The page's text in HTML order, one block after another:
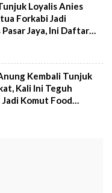
Loyalis Anies
Forkabi Jadi
Pasar Jaya, Ini Daftar
Kembali Tunjuk
Kali Ini Teguh
Komut Food